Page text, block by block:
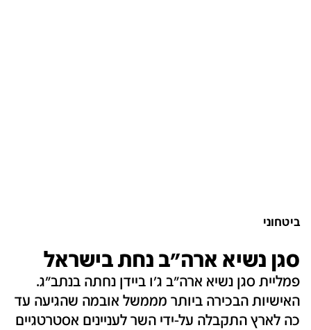
ביטחוני
סגן נשיא ארה"ב נחת בישראל
פמליית סגן נשיא ארה"ב ג'ו ביידן נחתה בנתב"ג.
האישיות הבכירה ביותר מממשל אובמה שהגיעה עד
כה לארץ התקבלה על-ידי השר לעניינים אסטרטגיים